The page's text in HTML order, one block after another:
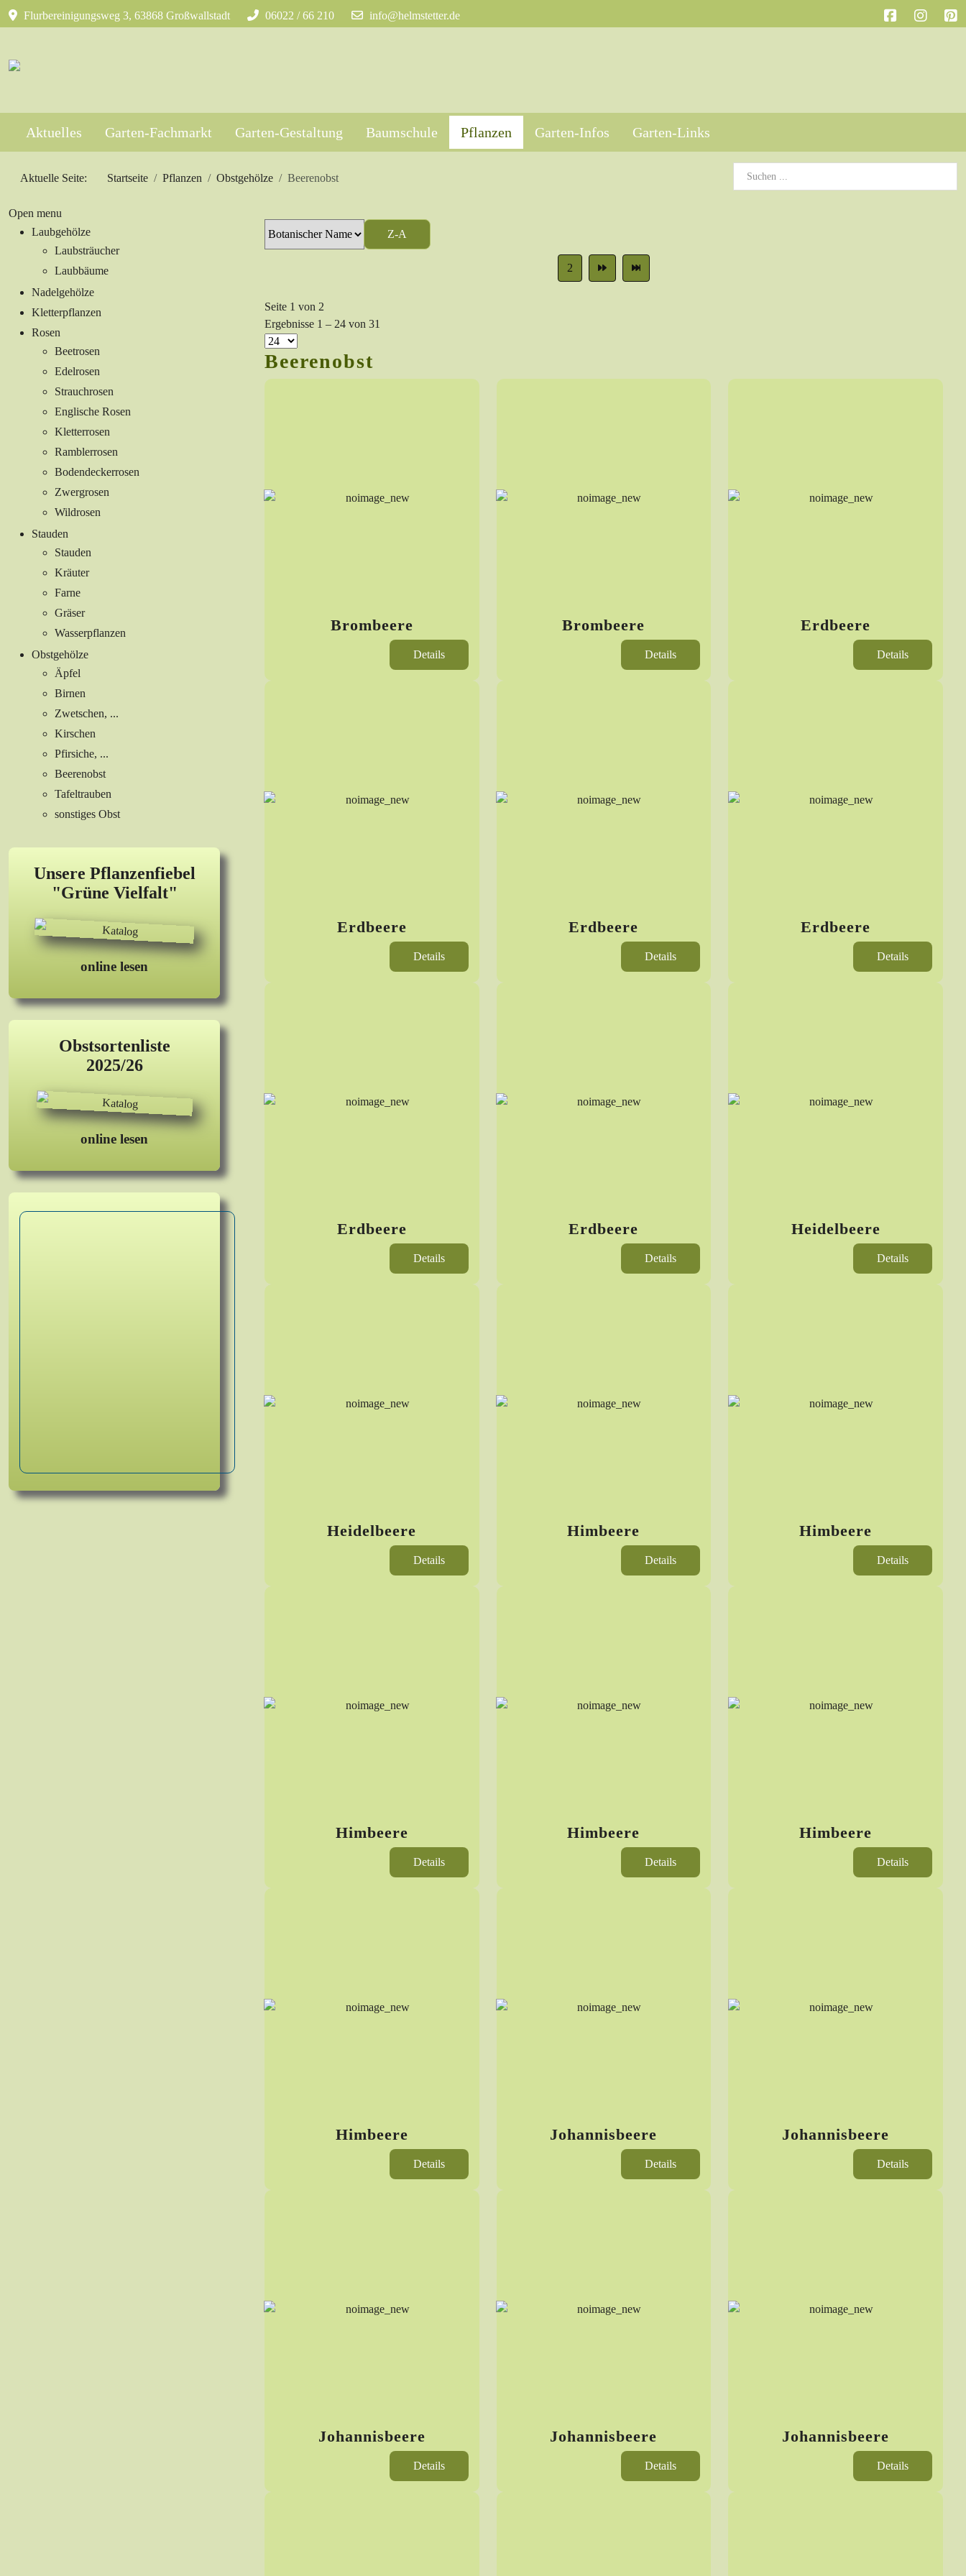
Flurbereinigungsweg 3, 63868 Großwallstadt 06022 / 66 210 info@helmstetter.de
Aktuelles Garten-Fachmarkt Garten-Gestaltung Baumschule Pflanzen Garten-Infos Garten-Links
Aktuelle Seite: Startseite Pflanzen Obstgehölze Beerenobst
Open menu
Laubgehölze
Laubsträucher
Laubbäume
Nadelgehölze
Kletterpflanzen
Rosen
Beetrosen
Edelrosen
Strauchrosen
Englische Rosen
Kletterrosen
Ramblerrosen
Bodendeckerrosen
Zwergrosen
Wildrosen
Stauden
Stauden
Kräuter
Farne
Gräser
Wasserpflanzen
Obstgehölze
Äpfel
Birnen
Zwetschen, ...
Kirschen
Pfirsiche, ...
Beerenobst
Tafeltrauben
sonstiges Obst
Unsere Pflanzenfiebel
"Grüne Vielfalt"
online lesen
Obstsortenliste
2025/26
online lesen
Z-A
2
Seite 1 von 2
Ergebnisse 1 – 24 von 31
Beerenobst
Brombeere
Details
Brombeere
Details
Erdbeere
Details
Erdbeere
Details
Erdbeere
Details
Erdbeere
Details
Erdbeere
Details
Erdbeere
Details
Heidelbeere
Details
Heidelbeere
Details
Himbeere
Details
Himbeere
Details
Himbeere
Details
Himbeere
Details
Himbeere
Details
Himbeere
Details
Johannisbeere
Details
Johannisbeere
Details
Johannisbeere
Details
Johannisbeere
Details
Johannisbeere
Details